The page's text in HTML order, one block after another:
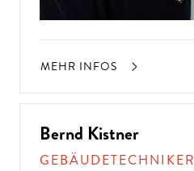
MEHR INFOS
Bernd Kistner
GEBÄUDETECHNIKER